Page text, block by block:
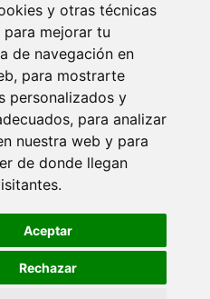
y otras técnicas
mejorar tu
de navegación en
para mostrarte
personalizados y
para analizar
nuestra web y para
de donde llegan
Aceptar
Rechazar
precios
generales
- para los proveedores
y marketing